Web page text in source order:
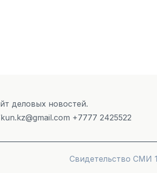
деловых новостей.
+7777 2425522
Cвидетельство СМИ